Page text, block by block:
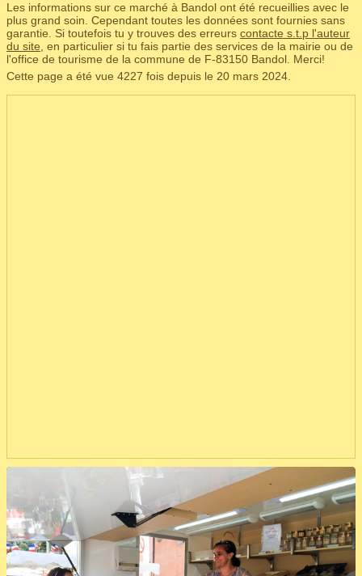
Les informations sur ce marché à Bandol ont été recueillies avec le
plus grand soin. Cependant toutes les données sont fournies sans
garantie. Si toutefois tu y trouves des erreurs contacte s.t.p l'auteur
du site , en particulier si tu fais partie des services de la mairie ou de
l'office de tourisme de la commune de F‑83150 Bandol. Merci!
Cette page a été vue 4227 fois depuis le 20 mars 2024.